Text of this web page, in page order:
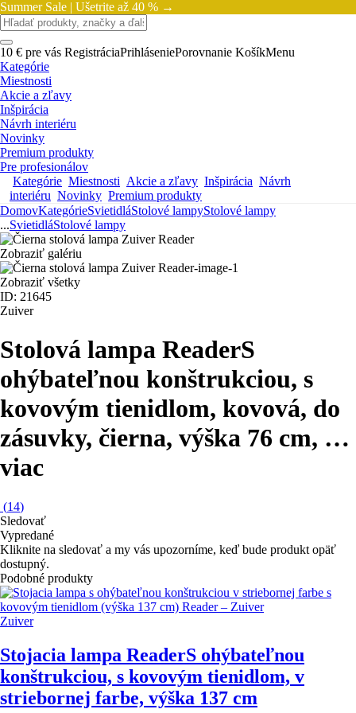
Summer Sale | Ušetrite až 40 % →
10 € pre vás RegistráciaPrihláseniePorovnanie KošíkMenu
Kategórie
Miestnosti
Akcie a zľavy
Inšpirácia
Návrh interiéru
Novinky
Premium produkty
Pre profesionálov
Kategórie Miestnosti Akcie a zľavy Inšpirácia Návrh
interiéru Novinky Premium produkty
DomovKategórieSvietidláStolové lampyStolové lampy
...SvietidláStolové lampy
Zobraziť galériu
Zobraziť všetky
ID: 21645
Zuiver
Stolová lampa ReaderS
ohýbateľnou konštrukciou, s
kovovým tienidlom, kovová, do
zásuvky, čierna, výška 76 cm, …
viac
(14)
Sledovať
Vypredané
Kliknite na sledovať a my vás upozorníme, keď bude produkt opäť
dostupný.
Podobné produkty
Zuiver
Stojacia lampa ReaderS ohýbateľnou
konštrukciou, s kovovým tienidlom, v
striebornej farbe, výška 137 cm